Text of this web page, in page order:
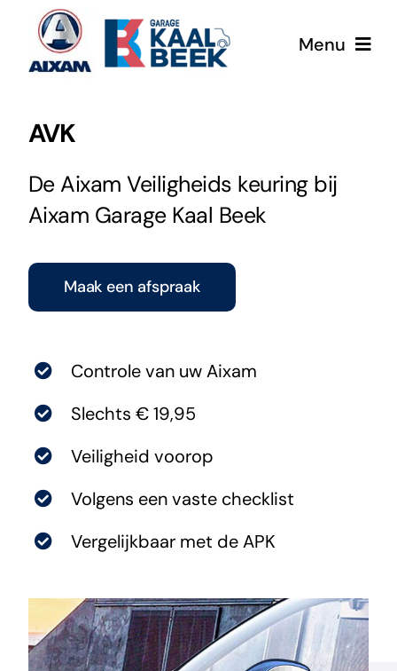
inhoud
Menu
Werkplaatsafspraak
Mega eScouty
Aixam Nieuws
Contact
AVK
De Aixam Veiligheids keuring bij
Aixam Garage Kaal Beek
Maak een afspraak
Controle van uw Aixam
Slechts € 19,95
Veiligheid voorop
Volgens een vaste checklist
Vergelijkbaar met de APK